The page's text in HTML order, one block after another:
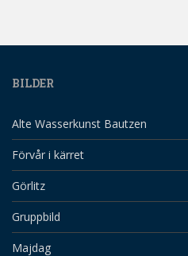
BILDER
Alte Wasserkunst Bautzen
Förvår i kärret
Görlitz
Gruppbild
Majdag